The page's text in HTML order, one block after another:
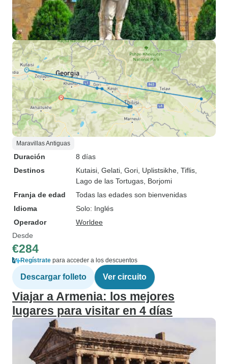
Maravillas Antiguas
Duración
8 días
Destinos
Kutaisi , Gelati , Gori , Uplistsikhe , Tiflis
Lago de las Tortugas , Borjomi
Franja de edad
Todas las edades son bienvenidas
Idioma
Solo: Inglés
Operador
Worldee
Desde
€284
Regístrate para acceder a los descuentos
Descargar folleto Ver circuito
Viajar a Armenia: los mejores
lugares para visitar en 4 días